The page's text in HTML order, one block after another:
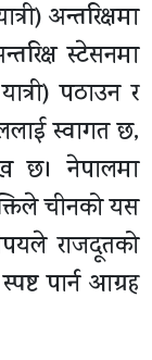
अन्तरिक्षमा
स्टेसनमा
पठाउन र
स्वागत छ,
छ। नेपालमा
चीनको यस
राजदूतको
पार्न आग्रह